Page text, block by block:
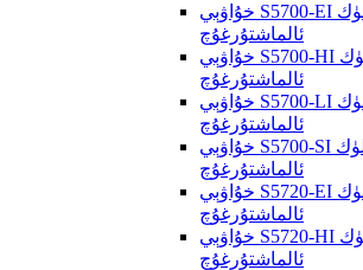
خۇاۋېي S5700-EI يۈرۈشلۈك
ئالماشتۇرغۇچ
خۇاۋېي S5700-HI يۈرۈشلۈك
ئالماشتۇرغۇچ
خۇاۋېي S5700-LI يۈرۈشلۈك
ئالماشتۇرغۇچ
خۇاۋېي S5700-SI يۈرۈشلۈك
ئالماشتۇرغۇچ
خۇاۋېي S5720-EI يۈرۈشلۈك
ئالماشتۇرغۇچ
خۇاۋېي S5720-HI يۈرۈشلۈك
ئالماشتۇرغۇچ